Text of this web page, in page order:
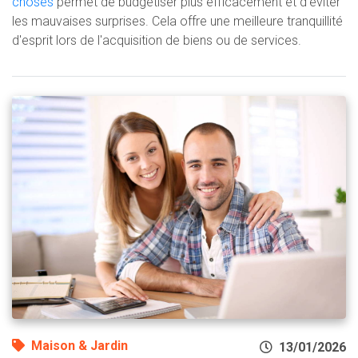
les mauvaises surprises. Cela offre une meilleure tranquillité
d'esprit lors de l'acquisition de biens ou de services.
Maison & Jardin 13/01/2026